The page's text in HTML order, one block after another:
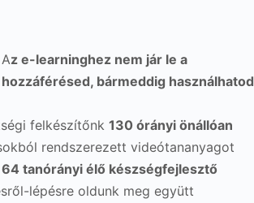
Az e-learninghez nem jár le a
hozzáférésed, bármeddig használhatod
felkészítőnk 130 órányi önállóan
rendszerezett videótananyagot
64 tanórányi élő készségfejlesztő
lépésre oldunk meg együtt